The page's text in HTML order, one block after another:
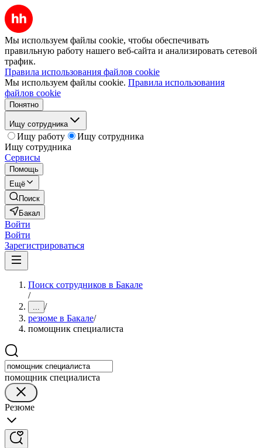
Мы используем файлы cookie, чтобы обеспечивать
правильную работу нашего веб-сайта и анализировать сетевой
трафик.
Правила использования файлов cookie
Мы используем файлы cookie. Правила использования
файлов cookie
Понятно
Ищу сотрудника
Ищу работу
Ищу сотрудника
Ищу сотрудника
Сервисы
Помощь
Ещё
Поиск
Бакал
Войти
Войти
Зарегистрироваться
Поиск сотрудников в Бакале
/
... /
резюме в Бакале/
помощник специалиста
помощник специалиста
Резюме